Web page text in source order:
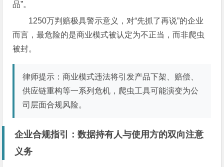
品”。
1250万判赔极具警示意义，对“先抓了再说”的企业
而言，最危险的是商业模式被认定为不正当，而非爬虫
被封。
律师提示：商业模式违法将引发产品下架、赔偿、
供应链重构等一系列危机，爬虫工具可能演变为公
司层面合规风险。
企业合规指引：数据持有人与使用方的双向注意
义务